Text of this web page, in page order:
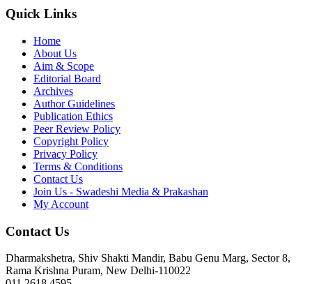
Quick Links
Home
About Us
Aim & Scope
Editorial Board
Archives
Author Guidelines
Publication Ethics
Peer Review Policy
Copyright Policy
Privacy Policy
Terms & Conditions
Contact Us
Join Us - Swadeshi Media & Prakashan
My Account
Contact Us
Dharmakshetra, Shiv Shakti Mandir, Babu Genu Marg, Sector 8,
Rama Krishna Puram, New Delhi-110022